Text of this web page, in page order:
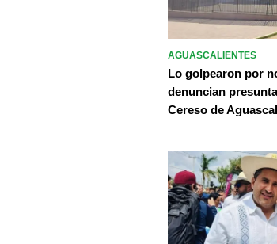
AGUASCALIENTES
Lo golpearon por
denuncian
Cereso de